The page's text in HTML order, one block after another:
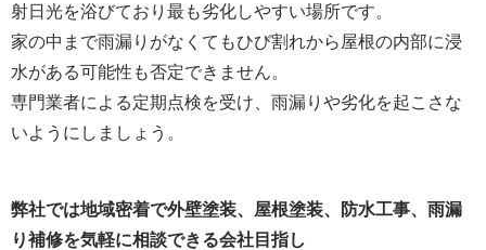
射日光を浴びており最も劣化しやすい場所です。
家の中まで雨漏りがなくてもひび割れから屋根の内部に浸
水がある可能性も否定できません。
専門業者による定期点検を受け、雨漏りや劣化を起こさな
いようにしましょう。
弊社では地域密着で外壁塗装、屋根塗装、防水工事、雨漏
り補修を気軽に相談できる会社目指し